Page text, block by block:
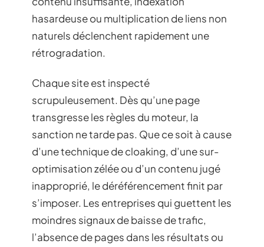
hasardeuse ou multiplication de liens non
naturels déclenchent rapidement une
rétrogradation.
Chaque site est inspecté
scrupuleusement. Dès qu’une page
transgresse les règles du moteur, la
sanction ne tarde pas. Que ce soit à cause
d’une technique de cloaking, d’une sur-
optimisation zélée ou d’un contenu jugé
inapproprié, le déréférencement finit par
s’imposer. Les entreprises qui guettent les
moindres signaux de baisse de trafic,
l’absence de pages dans les résultats ou